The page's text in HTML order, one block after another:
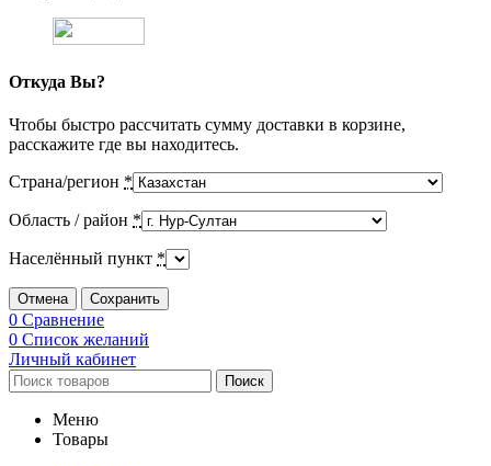
Откуда Вы?
Чтобы быстро рассчитать сумму доставки в корзине,
расскажите где вы находитесь.
Страна/регион *
Область / район *
Населённый пункт *
Отмена Сохранить
0 Сравнение
0 Список желаний
Личный кабинет
Поиск
Меню
Товары